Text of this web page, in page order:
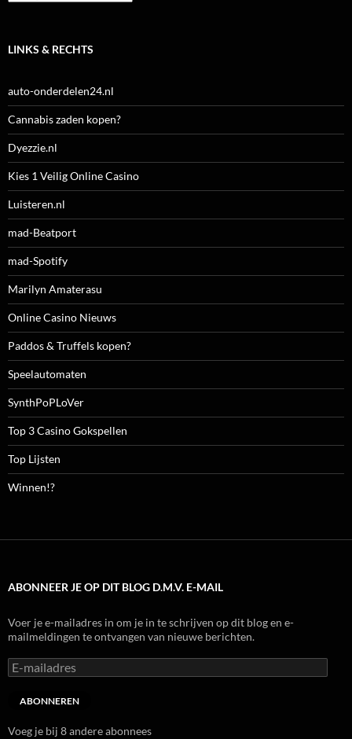
LINKS & RECHTS
auto-onderdelen24.nl
Cannabis zaden kopen?
Dyezzie.nl
Kies 1 Veilig Online Casino
Luisteren.nl
mad-Beatport
mad-Spotify
Marilyn Amaterasu
Online Casino Nieuws
Paddos & Truffels kopen?
Speelautomaten
SynthPoPLoVer
Top 3 Casino Gokspellen
Top Lijsten
Winnen!?
ABONNEER JE OP DIT BLOG D.M.V. E-MAIL
Voer je e-mailadres in om je in te schrijven op dit blog en e-
mailmeldingen te ontvangen van nieuwe berichten.
E-
mailadres
ABONNEREN
Voeg je bij 8 andere abonnees